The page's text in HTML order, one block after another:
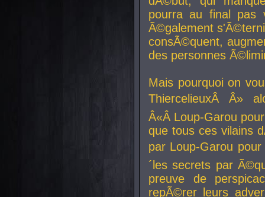
pourra au final pas
Ã©galement
consÃ©quent,
des personnes
Mais pourquoi on
ThiercelieuxÂ Â»
Â«Â Loup-Garou
que tous ces vilains
par Loup-Garou
´les secrets par
preuve de
repÃ©rer leurs